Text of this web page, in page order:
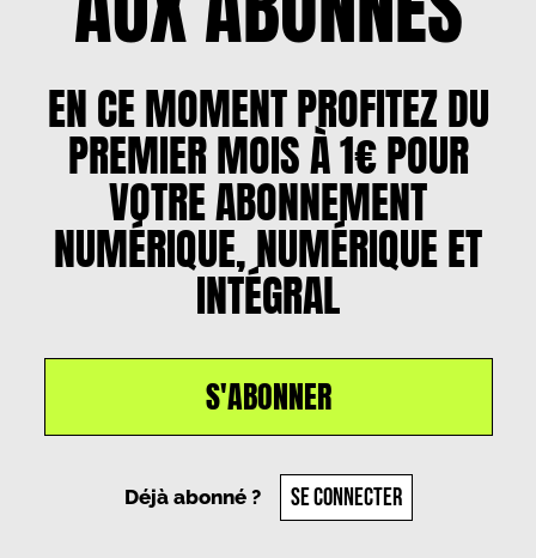
EN CE MOMENT PROFITEZ DU
PREMIER MOIS À 1€ POUR
VOTRE ABONNEMENT
NUMÉRIQUE, NUMÉRIQUE ET
INTÉGRAL
S'ABONNER
Déjà abonné ? SE CONNECTER
Pierre Poligone, le